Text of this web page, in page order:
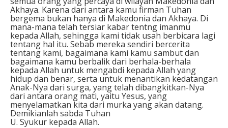
Akhaya. Karena dari antara kamu firman Tuhan
bergema bukan hanya di Makedonia dan Akhaya. Di
mana-mana telah tersiar kabar tentng imanmu
kepada Allah, sehingga kami tidak usah berbicara lagi
tentang hal itu. Sebab mereka sendiri bercerita
tentang kami, bagaimana kami kamu sambut dan
bagaimana kamu berbalik dari berhala-berhala
kepada Allah untuk mengabdi kepada Allah yang
hidup dan benar, serta untuk menantikan kedatangan
Anak-Nya dari surga, yang telah dibangkitkan-Nya
dari antara orang mati, yaitu Yesus, yang
menyelamatkan kita dari murka yang akan datang.
Demikianlah sabda Tuhan
U. Syukur kepada Allah.